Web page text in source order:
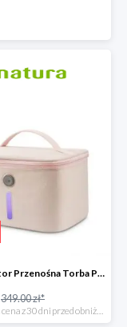
Sterylizator Przenośna Torba P26 Uvc Led
349.00 zł*